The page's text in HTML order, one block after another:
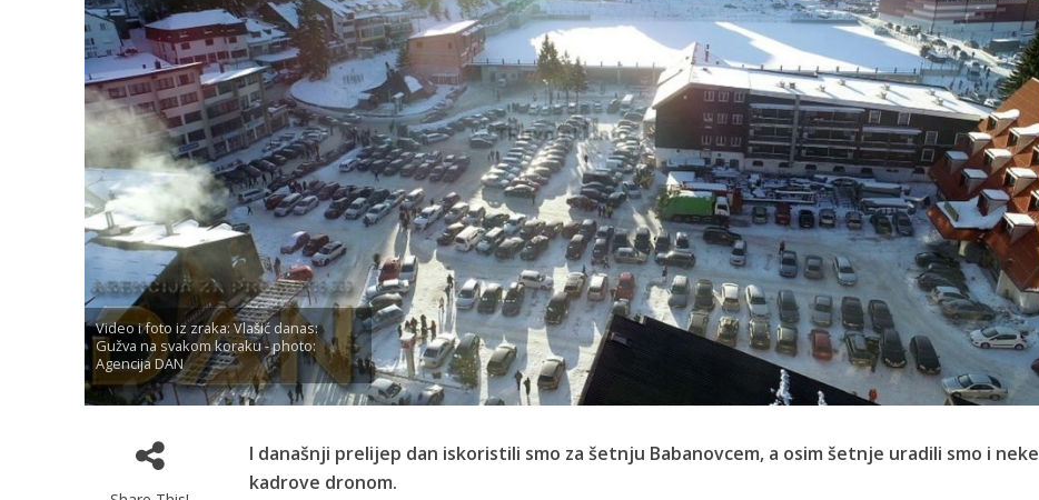
Video i foto iz zraka: Vlašić danas:
Gužva na svakom koraku - photo:
Agencija DAN
I današnji prelijep dan iskoristili smo za šetnju Babanovcem, a osim šetnje uradili smo i neke
kadrove dronom.